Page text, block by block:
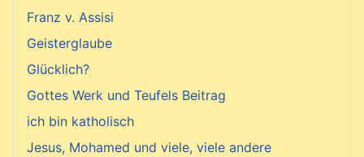
Franz v. Assisi
Geisterglaube
Glücklich?
Gottes Werk und Teufels Beitrag
ich bin katholisch
Jesus, Mohamed und viele, viele andere